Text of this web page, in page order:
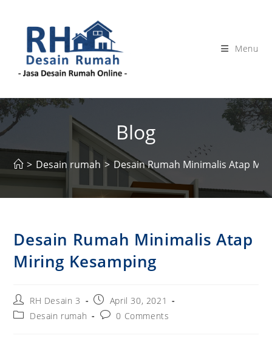
Menu
Blog
> Desain rumah > Desain Rumah Minimalis Atap
Desain Rumah Minimalis Atap
Miring Kesamping
Post
author:
RH Desain 3
Post
published:
April 30, 2021
PostDesain rumah
Post0 Comments